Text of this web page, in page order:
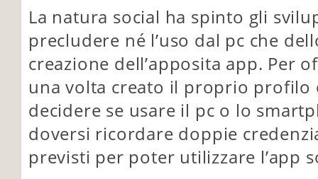
La natura social ha spinto gli
precludere né l’uso dal pc che
creazione dell’apposita app. Per
una volta creato il proprio profilo
decidere se usare il pc o lo
doversi ricordare doppie
previsti per poter utilizzare l’app